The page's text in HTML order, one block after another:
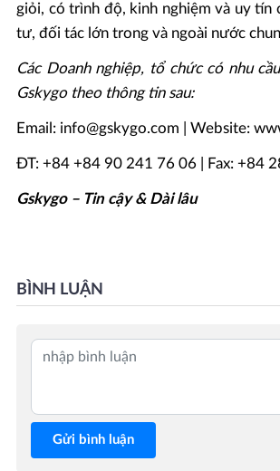
giỏi, có trình độ, kinh nghiệm và uy tín
tư, đối tác lớn trong và ngoài nước
Các Doanh nghiệp, tổ chức có nhu
Gskygo theo thông tin sau:
Email: info@gskygo.com | Website:
ĐT: +84 +84 90 241 76 06 | Fax: +84
Gskygo – Tin cậy & Dài lâu
BÌNH LUẬN
Gửi bình luận